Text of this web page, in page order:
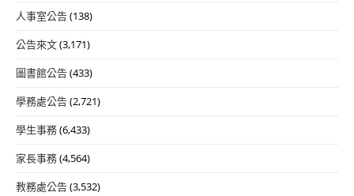
人事室公告(138)
公告來文(3,171)
圖書館公告(433)
學務處公告(2,721)
學生事務(6,433)
家長事務(4,564)
教務處公告(3,532)